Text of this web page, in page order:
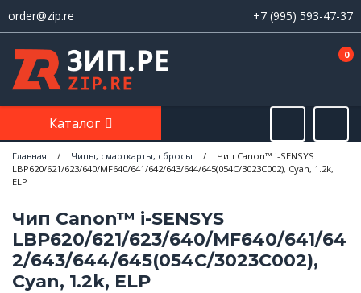
order@zip.re +7 (995) 593-47-37
0
Каталог
Главная / Чипы, смарткарты, сбросы /
Чип Canon™ i-SENSYS
LBP620/621/623/640/MF640/641/642/643/644/645(054С/3023C002), Cyan, 1.2k,
ELP
Чип Canon™ i-SENSYS
LBP620/621/623/640/MF640/641/64
2/643/644/645(054С/3023C002),
Cyan, 1.2k, ELP